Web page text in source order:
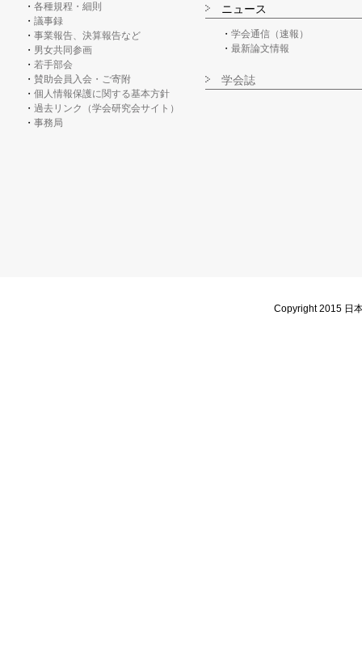
各種規程・細則
議事録
事業報告、決算報告など
男女共同参画
若手部会
賛助会員入会・ご寄附
個人情報保護に関する基本方針
過去リンク（学会研究会サイト）
事務局
ニュース
学会通信（速報）
最新論文情報
学会誌
Copyright 2015 日